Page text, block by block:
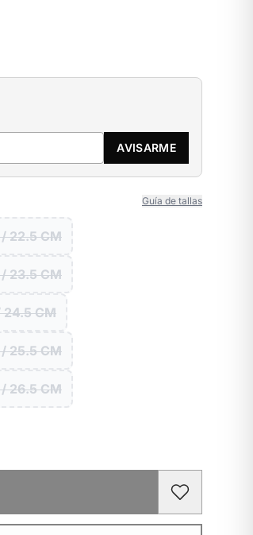
AVISARME
Guía de tallas
22.5 CM
23.5 CM
24.5 CM
25.5 CM
26.5 CM